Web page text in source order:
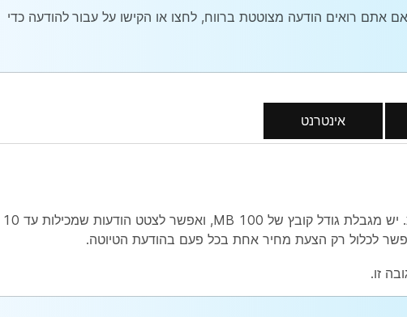
אתם רואים הודעה מצוטטת ברווח, לחצו או הקישו על עבור להודעה כדי
אינטרנט
אפשר לצטט הודעות שכוללות קבצים, קובצי GIF ותמונות. יש מגבלת גודל קובץ של 100 MB, ואפשר לצטט הודעות שמכילות עד 10
לכלול רק הצעת מחיר אחת בכל פעם בהודעת הטיוטה.
זו.